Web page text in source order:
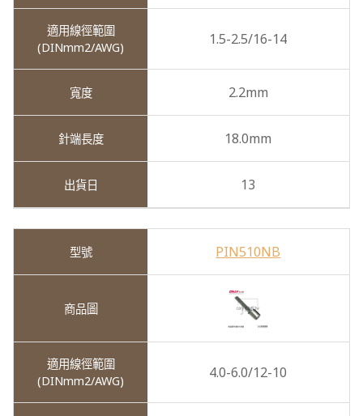
1.5-2.5/16-14
2.2mm
18.0mm
13
PIN510NB
4.0-6.0/12-10